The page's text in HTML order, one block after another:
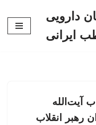
دارویی
ایرانی
آیت‌الله
رهبر انقلاب